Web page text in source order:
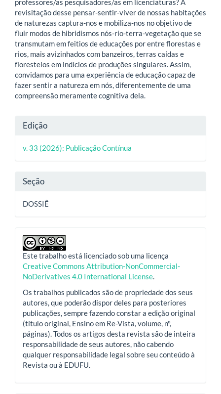
professores/as pesquisadores/as em licenciaturas? A
revisitação desse pensar-sentir-viver de nossas habitações
de naturezas captura-nos e mobiliza-nos no objetivo de
fluir modos de hibridismos nós-rio-terra-vegetação que se
transmutam em feitios de educações por entre florestas e
rios, mais avizinhados com banzeiros, terras caídas e
floresteios em indícios de produções singulares. Assim,
convidamos para uma experiência de educação capaz de
fazer sentir a natureza em nós, diferentemente de uma
compreensão meramente cognitiva dela.
Detalhes
do
artigo
Edição
v. 33 (2026): Publicação Contínua
Seção
DOSSIÊ
Este trabalho está licenciado sob uma licença
Creative Commons Attribution-NonCommercial-
NoDerivatives 4.0 International License.
Os trabalhos publicados são de propriedade dos seus
autores, que poderão dispor deles para posteriores
publicações, sempre fazendo constar a edição original
(título original, Ensino em Re-Vista, volume, nº,
páginas). Todos os artigos desta revista são de inteira
responsabilidade de seus autores, não cabendo
qualquer responsabilidade legal sobre seu conteúdo à
Revista ou à EDUFU.